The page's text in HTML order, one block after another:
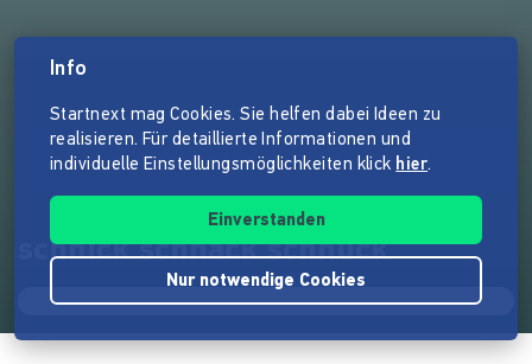
schnick schnack schnuck
Info
Startnext mag Cookies. Sie helfen dabei Ideen zu
realisieren. Für detaillierte Informationen und
individuelle Einstellungsmöglichkeiten klick hier.
Einverstanden
Nur notwendige Cookies